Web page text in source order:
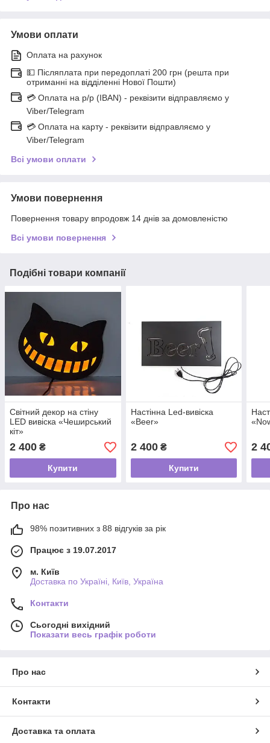
Умови оплати
Оплата на рахунок
💵 Післяплата при передоплаті 200 грн (решта при
отриманні на відділенні Нової Пошти)
💳 Оплата на р/р (IBAN) - реквізити відправляємо у
Viber/Telegram
💳 Оплата на карту - реквізити відправляємо у
Viber/Telegram
Всі умови оплати
Умови повернення
Повернення товару впродовж 14 днів за домовленістю
Всі умови повернення
Подібні товари компанії
Світний декор на стіну
LED вивіска «Чеширський
кіт»
2 400 ₴
Купити
Настінна Led-вивіска
«Beer»
2 400₴
Купити
2
Про нас
98% позитивних з 88 відгуків за рік
Працює з 19.07.2017
м. Київ
Доставка по Україні, Київ, Україна
Контакти
Сьогодні вихідний
Показати весь графік роботи
Про нас
Контакти
Доставка та оплата